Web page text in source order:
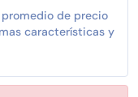
de precio
características y